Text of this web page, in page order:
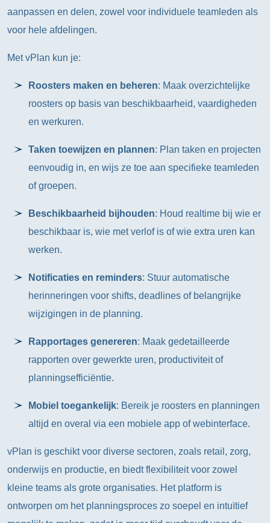
aanpassen en delen, zowel voor individuele teamleden als
voor hele afdelingen.
Met vPlan kun je:
Roosters maken en beheren: Maak overzichtelijke
roosters op basis van beschikbaarheid, vaardigheden
en werkuren.
Taken toewijzen en plannen: Plan taken en projecten
eenvoudig in, en wijs ze toe aan specifieke teamleden
of groepen.
Beschikbaarheid bijhouden: Houd realtime bij wie er
beschikbaar is, wie met verlof is of wie extra uren kan
werken.
Notificaties en reminders: Stuur automatische
herinneringen voor shifts, deadlines of belangrijke
wijzigingen in de planning.
Rapportages genereren: Maak gedetailleerde
rapporten over gewerkte uren, productiviteit of
planningsefficiëntie.
Mobiel toegankelijk: Bereik je roosters en planningen
altijd en overal via een mobiele app of webinterface.
vPlan is geschikt voor diverse sectoren, zoals retail, zorg,
onderwijs en productie, en biedt flexibiliteit voor zowel
kleine teams als grote organisaties. Het platform is
ontworpen om het planningsproces zo soepel en intuïtief